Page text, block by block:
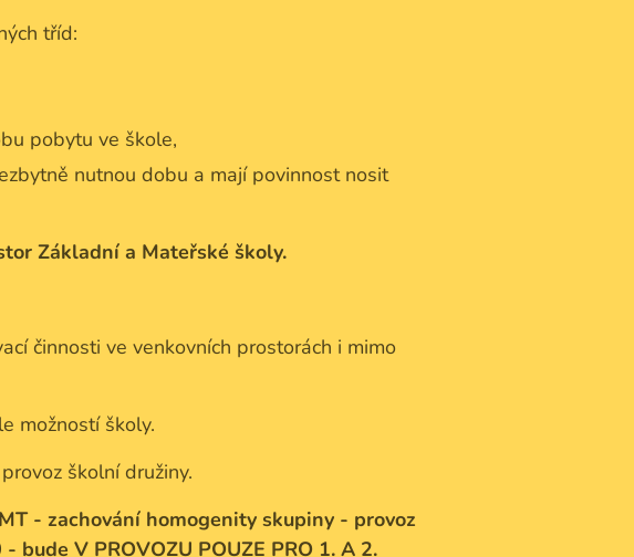
tříd:
pobytu ve škole,
nutnou dobu a mají povinnost nosit
Základní a Mateřské školy.
činnosti ve venkovních prostorách i mimo
možností školy.
školní družiny.
- zachování homogenity skupiny - provoz
V PROVOZU POUZE PRO 1. A 2.